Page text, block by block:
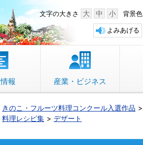
」のふるさと 背景色
文字の大きさ 大 中 小
よみあげる
報 産業・ビジネス
きのこ・フルーツ料理コンクール入選作品
料理レシピ集
デザート